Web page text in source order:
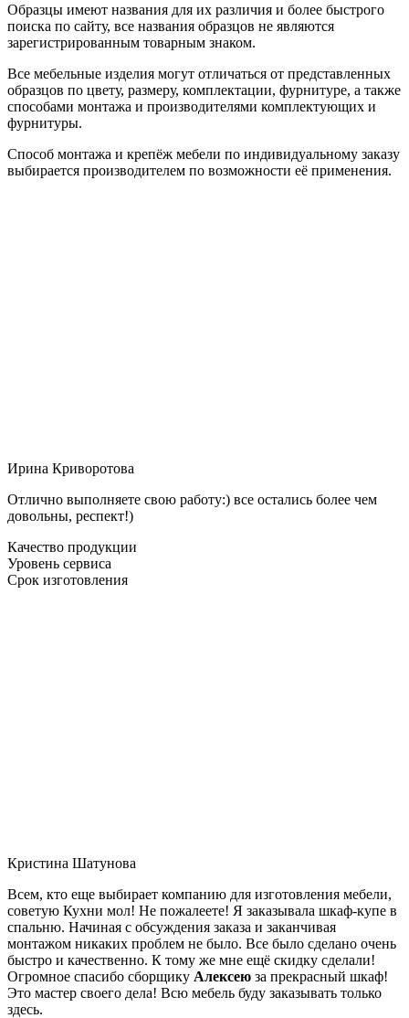
Образцы имеют названия для их различия и более быстрого
поиска по сайту, все названия образцов не являются
зарегистрированным товарным знаком.
Все мебельные изделия могут отличаться от представленных
образцов по цвету, размеру, комплектации, фурнитуре, а также
способами монтажа и производителями комплектующих и
фурнитуры.
Способ монтажа и крепёж мебели по индивидуальному заказу
выбирается производителем по возможности её применения.
Ирина Криворотова
Отлично выполняете свою работу:) все остались более чем
довольны, респект!)
Качество продукции
Уровень сервиса
Срок изготовления
Кристина Шатунова
Всем, кто еще выбирает компанию для изготовления мебели,
советую Кухни мол! Не пожалеете! Я заказывала шкаф-купе в
спальню. Начиная с обсуждения заказа и заканчивая
монтажом никаких проблем не было. Все было сделано очень
быстро и качественно. К тому же мне ещё скидку сделали!
Огромное спасибо сборщику Алексею за прекрасный шкаф!
Это мастер своего дела! Всю мебель буду заказывать только
здесь.